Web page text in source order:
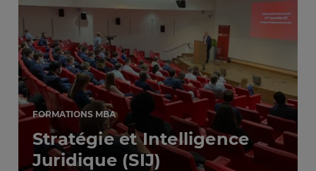
FORMATIONS MBA
Stratégie et Intelligence
Juridique (SIJ)